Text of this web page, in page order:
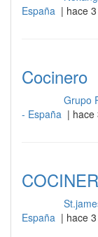
España | hace
Cocinero
Grupo
- España | hace
España | hace